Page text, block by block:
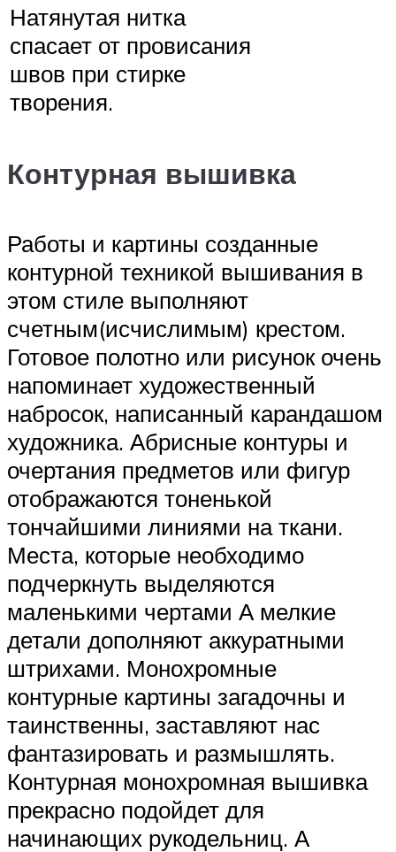
Натянутая нитка
спасает от провисания
швов при стирке
творения.
Контурная вышивка
Работы и картины созданные
контурной техникой вышивания в
этом стиле выполняют
счетным(исчислимым) крестом.
Готовое полотно или рисунок очень
напоминает художественный
набросок, написанный карандашом
художника. Абрисные контуры и
очертания предметов или фигур
отображаются тоненькой
тончайшими линиями на ткани.
Места, которые необходимо
подчеркнуть выделяются
маленькими чертами А мелкие
детали дополняют аккуратными
штрихами. Монохромные
контурные картины загадочны и
таинственны, заставляют нас
фантазировать и размышлять.
Контурная монохромная вышивка
прекрасно подойдет для
начинающих рукодельниц. А